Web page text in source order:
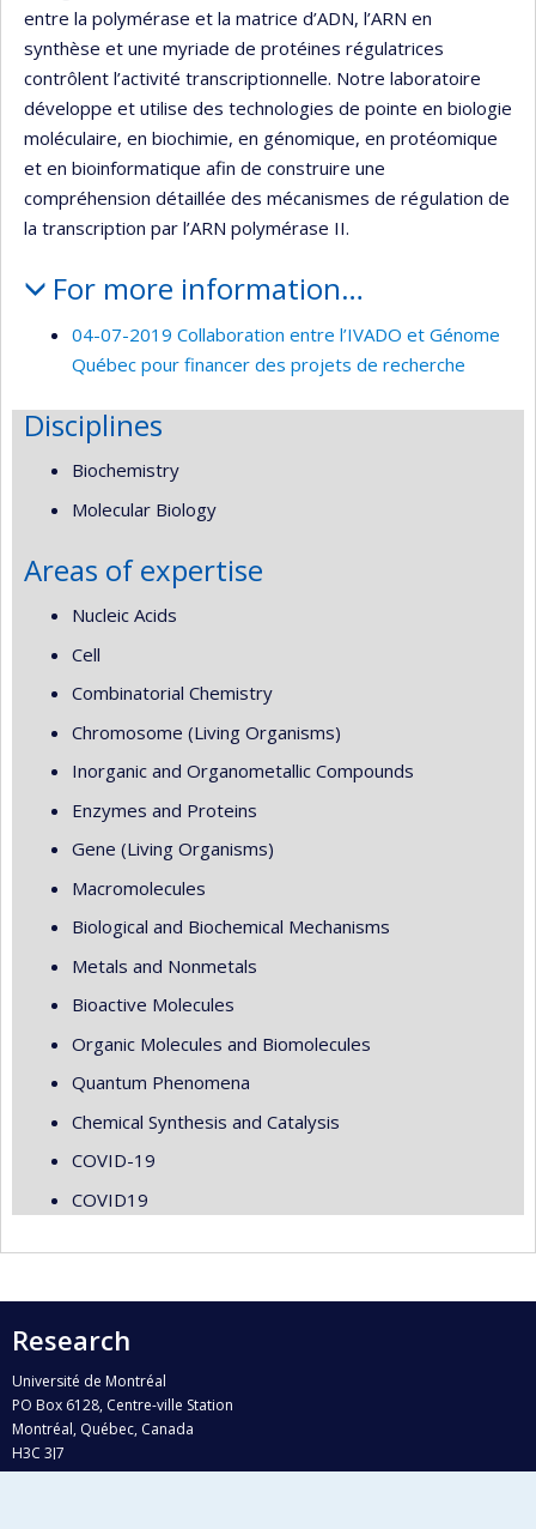
entre la polymérase et la matrice d’ADN, l’ARN en
synthèse et une myriade de protéines régulatrices
contrôlent l’activité transcriptionnelle. Notre laboratoire
développe et utilise des technologies de pointe en biologie
moléculaire, en biochimie, en génomique, en protéomique
et en bioinformatique afin de construire une
compréhension détaillée des mécanismes de régulation de
la transcription par l’ARN polymérase II.
For more information…
04-07-2019 Collaboration entre l’IVADO et Génome
Québec pour financer des projets de recherche
Disciplines
Biochemistry
Molecular Biology
Areas of expertise
Nucleic Acids
Cell
Combinatorial Chemistry
Chromosome (Living Organisms)
Inorganic and Organometallic Compounds
Enzymes and Proteins
Gene (Living Organisms)
Macromolecules
Biological and Biochemical Mechanisms
Metals and Nonmetals
Bioactive Molecules
Organic Molecules and Biomolecules
Quantum Phenomena
Chemical Synthesis and Catalysis
COVID-19
COVID19
Research
Université de Montréal
PO Box 6128, Centre-ville Station
Montréal, Québec, Canada
H3C 3J7